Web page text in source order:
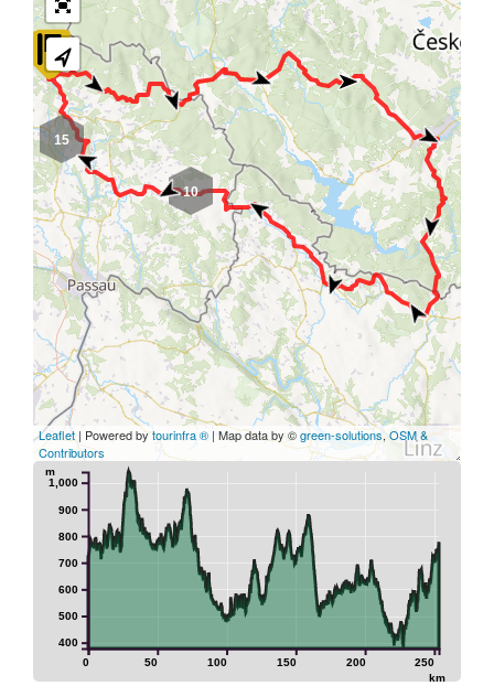
10
15
Leaflet | Powered bytourinfra ® | Map data by ©green-solutions,OSM &
Contributors
0 50 100 150 200 250
km
400
500
600
700
800
900
1,000
m